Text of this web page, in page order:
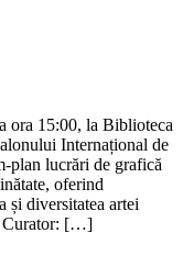
ora 15:00, la Biblioteca
Internațional de
plan lucrări de grafică
oferind
și diversitatea artei
Curator: […]